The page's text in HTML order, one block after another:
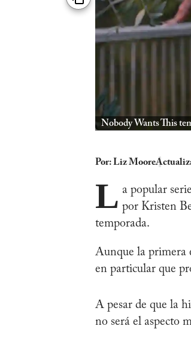
Nobody Wants This
Por:Liz Moore
L a popular
por Kristen
temporada.
Aunque la primera
en particular que
A pesar de que la
no será el aspecto